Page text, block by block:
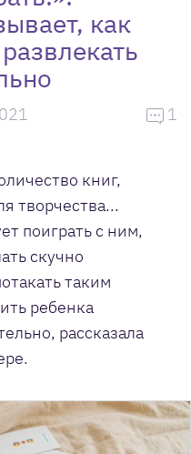
как
1
книг,
творчества...
поиграть с ним,
скучно
таким
ребенка
рассказала